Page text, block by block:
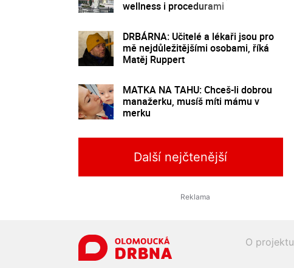
wellness i procedurami
DRBÁRNA: Učitelé a lékaři jsou pro
mě nejdůležitějšími osobami, říká
Matěj Ruppert
MATKA NA TAHU: Chceš-li dobrou
manažerku, musíš míti mámu v
merku
Další nejčtenější
O projektu